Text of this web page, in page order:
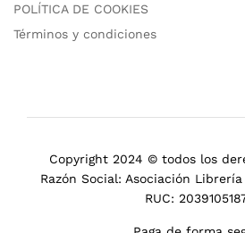
POLÍTICA DE COOKIES
Términos y condiciones
Copyright 2024 © todos los
Razón Social: Asociación
RUC: